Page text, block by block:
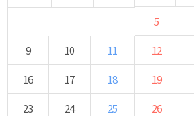
5
9
10 11 12
16 17 18 19
23
24 25 26